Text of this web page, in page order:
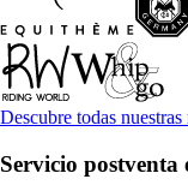
Descubre todas nuestras
Servicio postventa